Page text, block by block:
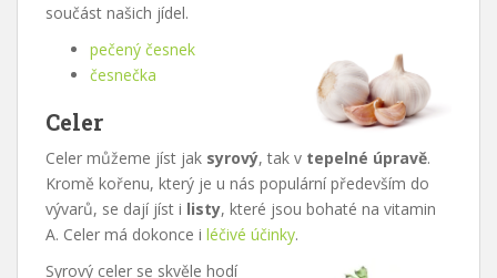
součást našich jídel.
pečený česnek
česnečka
Celer
Celer můžeme jíst jak syrový, tak v tepelné úpravě.
Kromě kořenu, který je u nás populární především do
vývarů, se dají jíst i listy, které jsou bohaté na vitamin
A. Celer má dokonce i léčivé účinky.
Syrový celer se skvěle hodí